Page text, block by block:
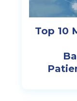
Top 10